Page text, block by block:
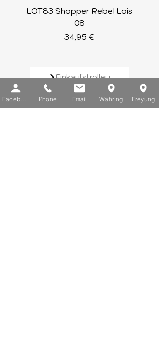
LOT83 Shopper Rebel Lois
08
Preis
34,95 €
Einkaufstrolley
Geldbörsen
Phone Email Währing Freyung